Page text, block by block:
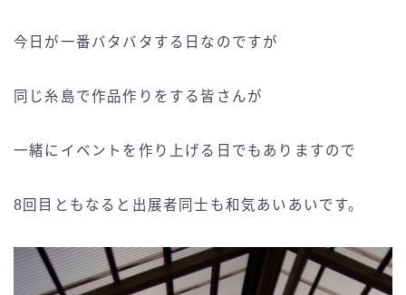
今日が一番バタバタする日なのですが
同じ糸島で作品作りをする皆さんが
一緒にイベントを作り上げる日でもありますので
8回目ともなると出展者同士も和気あいあいです。